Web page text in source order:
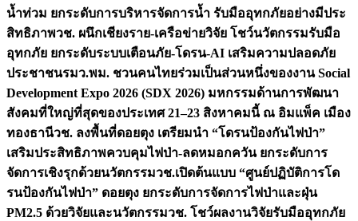
น้ำท่วม ยกระดับการบริหารจัดการน้ำ รับมืออุทกภัยอย่างมีประ
สิทธิภาพวช. ผนึกเชียงราย-เครือข่ายวิจัย โชว์นวัตกรรมรับมือ
อุทกภัย ยกระดับระบบเตือนภัย-โดรน-AI เสริมความปลอดภัย
ประชาชนรมว.พม. ชวนคนไทยร่วมเป็นส่วนหนึ่งของงาน Social
Development Expo 2026 (SDX 2026) มหกรรมด้านการพัฒนา
สังคมที่ใหญ่ที่สุดของประเทศ 21–23 สิงหาคมนี้ ณ อิมแพ็ค เมือง
ทองธานีวช. ลงพื้นที่ดอยตุง เตรียมนำ “โดรนป้องกันไฟป่า”
เสริมประสิทธิภาพควบคุมไฟป่า-ลดหมอกควัน ยกระดับการ
จัดการเชิงรุกด้วยนวัตกรรมวช.เปิดต้นแบบ “ศูนย์ปฏิบัติการโด
รนป้องกันไฟป่า” ดอยตุง ยกระดับการจัดการไฟป่าและฝุ่น
PM2.5 ด้วยวิจัยและนวัตกรรมวช. โชว์ผลงานวิจัยรับมืออุทกภัย